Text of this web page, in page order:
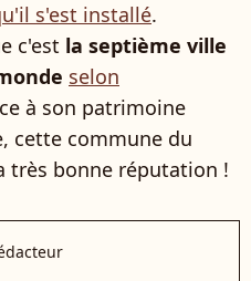
s'est installé.
c'est la septième ville
selon
à son patrimoine
cette commune du
très bonne réputation !